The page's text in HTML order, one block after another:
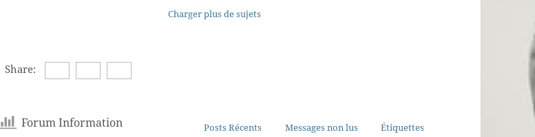
Charger plus de sujets
Share:
Forum Information Posts Récents Messages non lus Étiquettes